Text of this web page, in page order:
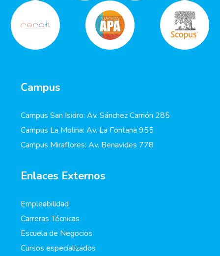
Campus
Campus San Isidro: Av. Sánchez Carrión 285
Campus La Molina: Av. La Fontana 955
Campus Miraflores: Av. Benavides 778
Enlaces Externos
Empleabilidad
Carreras Técnicas
Escuela de Negocios
Cursos especializados